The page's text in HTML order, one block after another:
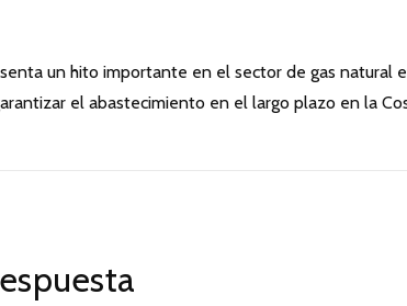
un hito importante en el sector de gas natural
el abastecimiento en el largo plazo en la